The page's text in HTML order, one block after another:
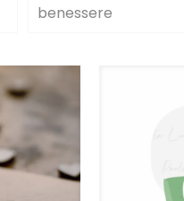
benessere